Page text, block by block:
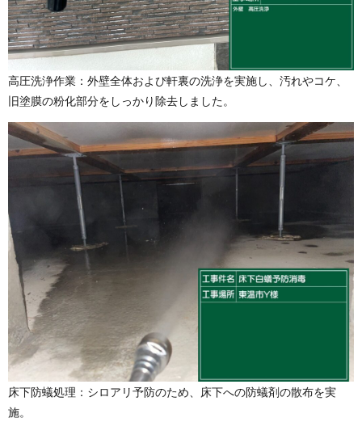
高圧洗浄作業：外壁全体および軒裏の洗浄を実施し、汚れやコケ、
旧塗膜の粉化部分をしっかり除去しました。
床下防蟻処理：シロアリ予防のため、床下への防蟻剤の散布を実
施。